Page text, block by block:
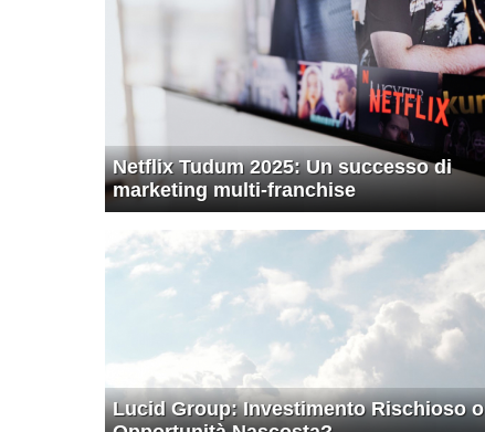
Netflix Tudum 2025: Un successo di
marketing multi-franchise
Lucid Group: Investimento Rischioso o